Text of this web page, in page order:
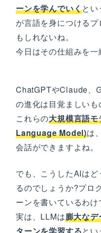
ーンを学んでいくと
が言語を身につける
もしれないね。
今日はその仕組みを
ChatGPTやClaude、
の進化は目覚ましいも
これらの大規模言語
Language Model)は
会話ができますよね。
でも、こうしたAIは
るのでしょうか?プロ
ーンを書いているわけ
実は、LLMは膨大な